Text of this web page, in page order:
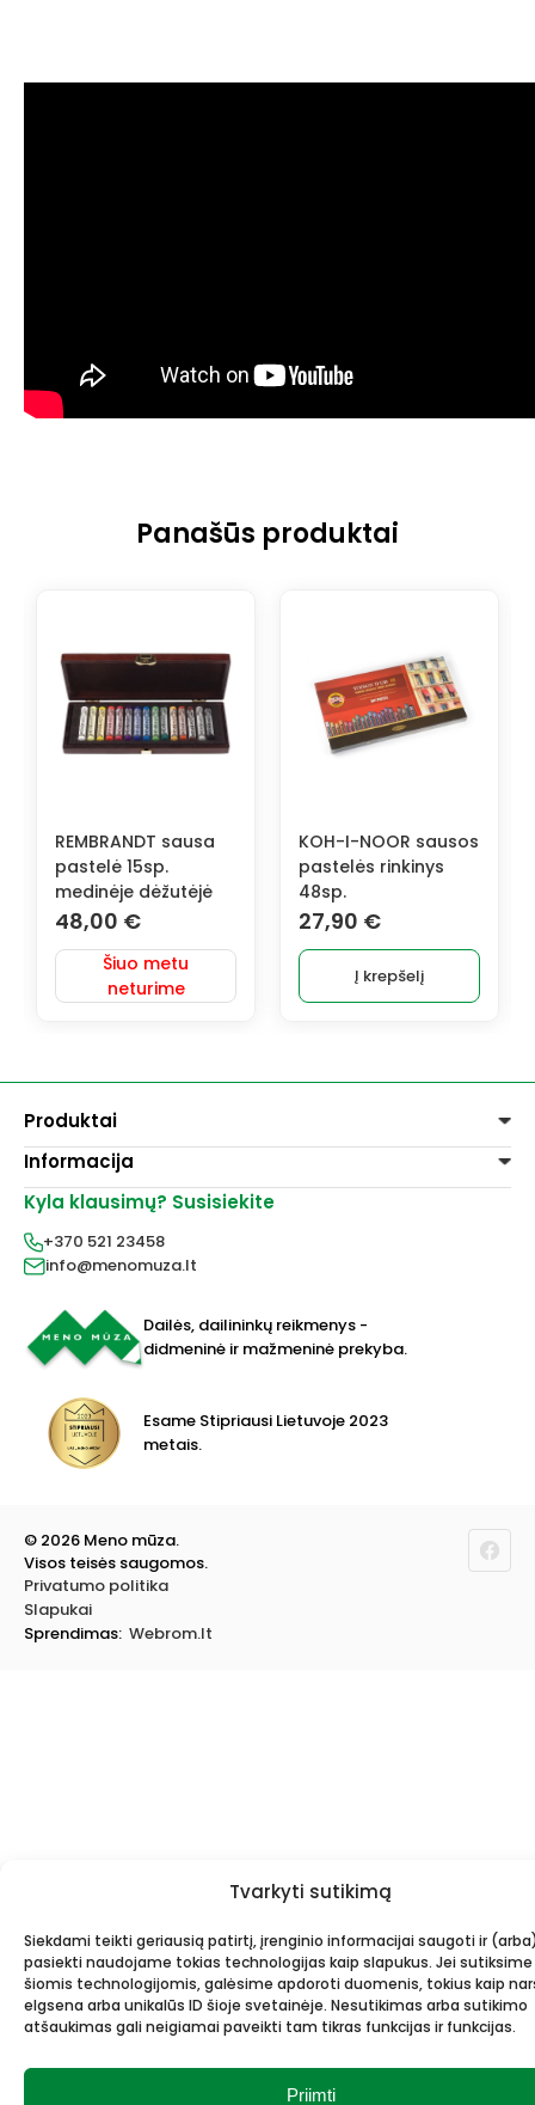
Tvarkyti sutikimą
Siekdami teikti geriausią patirtį, įrenginio informacijai saugoti ir
pasiekti naudojame tokias technologijas kaip slapukus. Jei
šiomis technologijomis, galėsime apdoroti duomenis, tokius kaip
elgsena arba unikalūs ID šioje svetainėje. Nesutikimas arba sutikimo
atšaukimas gali neigiamai paveikti tam tikras funkcijas ir funkcijas.
Priimti
Panašūs produktai
REMBRANDT sausa
pastelė 15sp.
medinėje dėžutėjė
48,00 €
Šiuo metu
neturime
KOH-I-NOOR sausos
pastelės rinkinys
48sp.
27,90 €
Į krepšelį
Produktai
Dažai
Dekoravimui
Lakai, skiedikliai
Grafitiniai pieštukai
Įvairiems paviršiams
Molbertai
Keramikams ir skulptoriams
FIMO modelinas
Mokyklinės ir biuro prekės
Vokai
Rėmai ir rėminimas
Informacija
Pirkimo taisyklės
Prekių pristatymas
Prekių grąžinimas
Kontaktai
Parduotuvės
Kyla klausimų? Susisiekite
+370 521 23458
info@menomuza.lt
Dailės, dailininkų reikmenys -
didmeninė ir mažmeninė prekyba.
Esame Stipriausi Lietuvoje 2023
metais.
© 2026 Meno mūza.
Visos teisės saugomos.
Privatumo politika
Slapukai
Sprendimas: Webrom.lt